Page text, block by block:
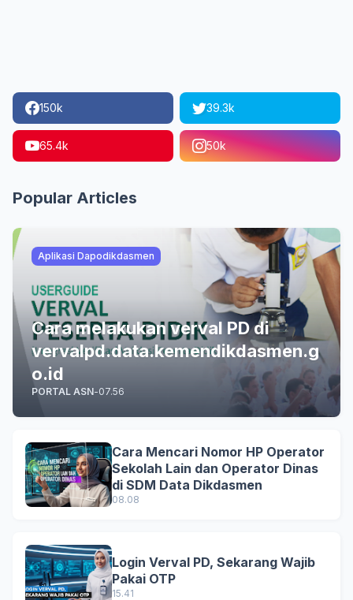
150k 39.3k
65.4k 50k
Popular Articles
Aplikasi Dapodikdasmen
Cara melakukan verval PD di
vervalpd.data.kemendikdasmen.g
o.id
PORTAL ASN-07.56
Cara Mencari Nomor HP Operator
Sekolah Lain dan Operator Dinas
di SDM Data Dikdasmen
08.08
Login Verval PD, Sekarang Wajib
Pakai OTP
15.41